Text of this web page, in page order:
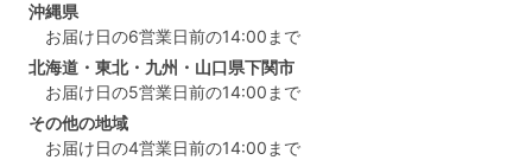
沖縄県
お届け日の6営業日前の14:00まで
北海道・東北・九州・山口県下関市
お届け日の5営業日前の14:00まで
その他の地域
お届け日の4営業日前の14:00まで